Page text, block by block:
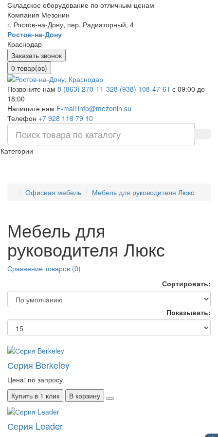
Складское оборудование по отличным ценам
Компания Мезонин
г. Ростов-на-Дону, пер. Радиаторный, 4
Ростов-на-Дону
Краснодар
Заказать звонок
0 товар(ов)
Позвоните нам 8 (863) 270-11-328 (938) 108-47-61 с 09:00 до
18:00
Напишите нам E-mail info@mezonin.su
Телефон +7 928 118 79 10
Категории
Офисная мебель Мебель для руководителя Люкс
Мебель для
руководителя Люкс
Сравнение товаров (0)
Сортировать:
Показывать:
Серия Berkeley
Цена: по запросу
Купить в 1 клик
В корзину
Серия Leader